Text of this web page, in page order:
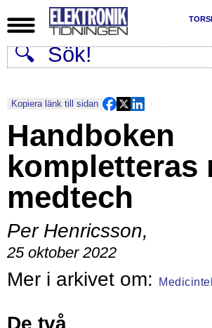
Kopiera länk till sidan
Handboken
kompletteras
medtech
Per Henricsson,
25 oktober 2022
De två